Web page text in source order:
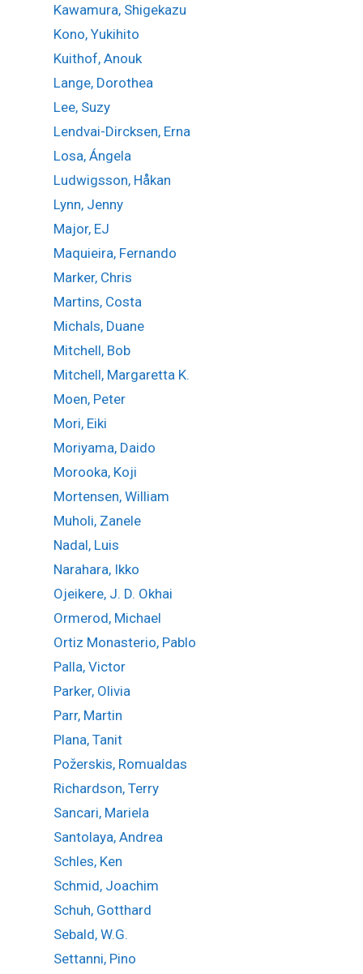
Kawamura, Shigekazu
Kono, Yukihito
Kuithof, Anouk
Lange, Dorothea
Lee, Suzy
Lendvai-Dircksen, Erna
Losa, Ángela
Ludwigsson, Håkan
Lynn, Jenny
Major, EJ
Maquieira, Fernando
Marker, Chris
Martins, Costa
Michals, Duane
Mitchell, Bob
Mitchell, Margaretta K.
Moen, Peter
Mori, Eiki
Moriyama, Daido
Morooka, Koji
Mortensen, William
Muholi, Zanele
Nadal, Luis
Narahara, Ikko
Ojeikere, J. D. Okhai
Ormerod, Michael
Ortiz Monasterio, Pablo
Palla, Victor
Parker, Olivia
Parr, Martin
Plana, Tanit
Požerskis, Romualdas
Richardson, Terry
Sancari, Mariela
Santolaya, Andrea
Schles, Ken
Schmid, Joachim
Schuh, Gotthard
Sebald, W.G.
Settanni, Pino